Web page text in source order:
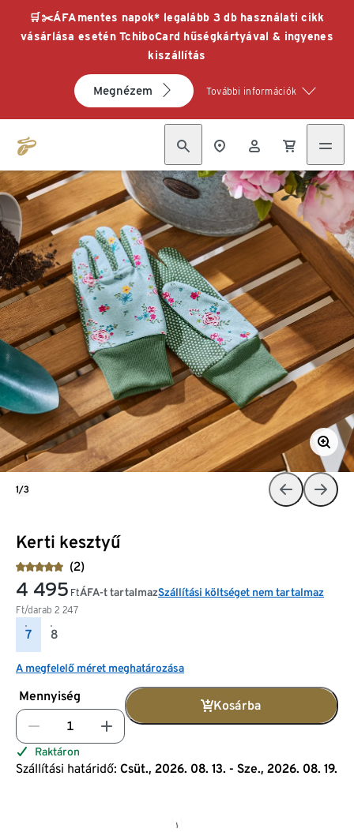
🛒✂️ÁFAmentes napok* legalább 3 db használati cikk
vásárlása esetén TchiboCard hűségkártyával & ingyenes
kiszállítás
Megnézem További információk
Kerti kesztyű
(2)
4 495 Ft
Ft/darab 2 247
ÁFA-t tartalmazSzállítási költséget nem tartalmaz
7 8
A megfelelő méret meghatározása
Mennyiség
Kosárba
Raktáron
Szállítási határidő: Csüt., 2026. 08. 13. - Sze., 2026. 08. 19.
1/3